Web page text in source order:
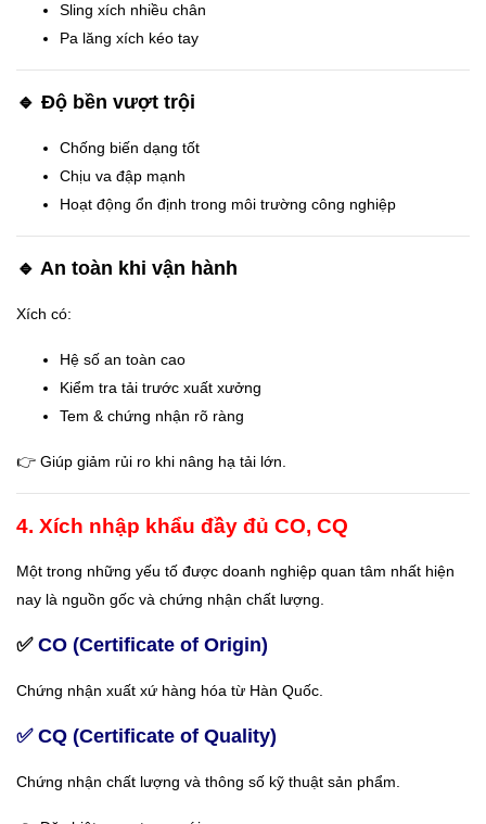
Sling xích nhiều chân
Pa lăng xích kéo tay
🔹 Độ bền vượt trội
Chống biến dạng tốt
Chịu va đập mạnh
Hoạt động ổn định trong môi trường công nghiệp
🔹 An toàn khi vận hành
Xích có:
Hệ số an toàn cao
Kiểm tra tải trước xuất xưởng
Tem & chứng nhận rõ ràng
👉 Giúp giảm rủi ro khi nâng hạ tải lớn.
4. Xích nhập khẩu đầy đủ CO, CQ
Một trong những yếu tố được doanh nghiệp quan tâm nhất hiện
nay là nguồn gốc và chứng nhận chất lượng.
✅CO (Certificate of Origin)
Chứng nhận xuất xứ hàng hóa từ Hàn Quốc.
✅ CQ (Certificate of Quality)
Chứng nhận chất lượng và thông số kỹ thuật sản phẩm.